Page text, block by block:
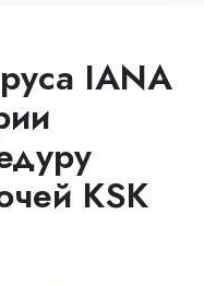
IANA
KSK